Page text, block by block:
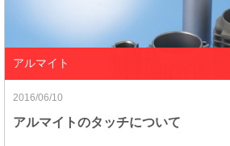
アルマイト
2016/06/10
アルマイトのタッチについて